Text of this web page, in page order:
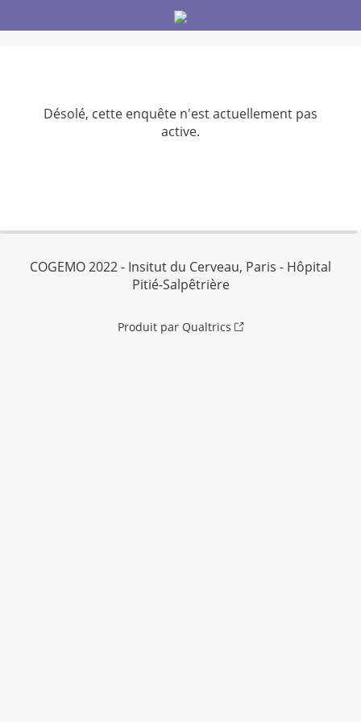
Désolé, cette enquête n'est actuellement pas
active.
COGEMO 2022 - Insitut du Cerveau, Paris - Hôpital
Pitié-Salpêtrière
Produit par Qualtrics